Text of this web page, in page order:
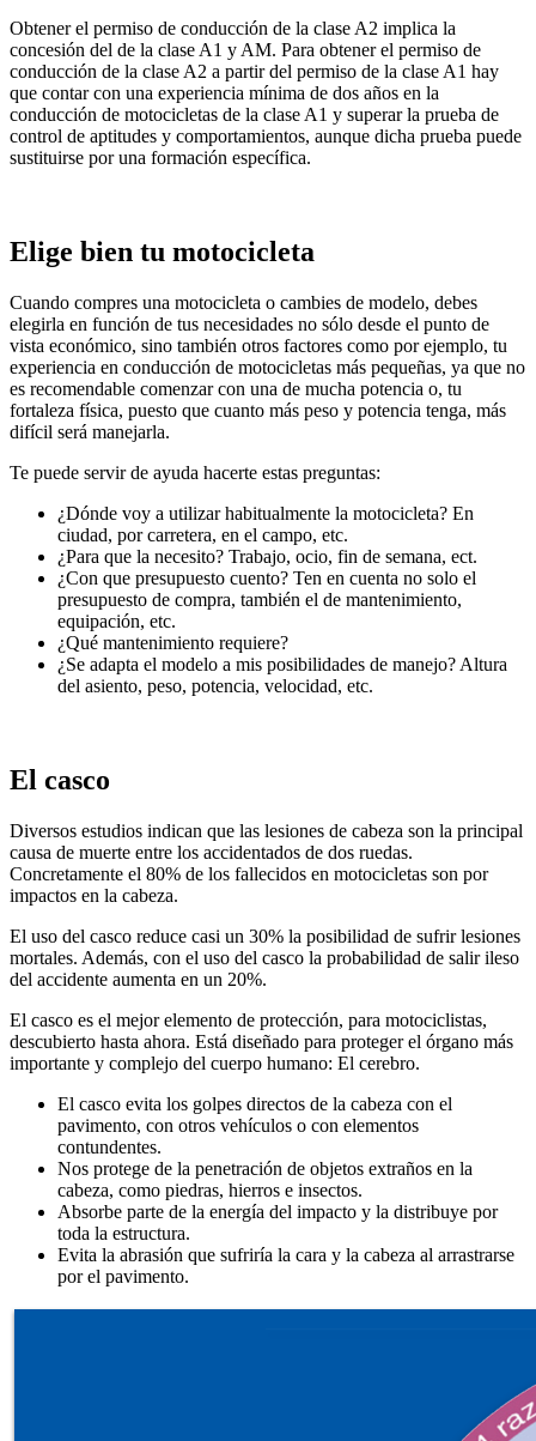
Obtener el permiso de conducción de la clase A2 implica la
concesión del de la clase A1 y AM. Para obtener el permiso de
conducción de la clase A2 a partir del permiso de la clase A1 hay
que contar con una experiencia mínima de dos años en la
conducción de motocicletas de la clase A1 y superar la prueba de
control de aptitudes y comportamientos, aunque dicha prueba puede
sustituirse por una formación específica.
Elige bien tu motocicleta
Cuando compres una motocicleta o cambies de modelo, debes
elegirla en función de tus necesidades no sólo desde el punto de
vista económico, sino también otros factores como por ejemplo, tu
experiencia en conducción de motocicletas más pequeñas, ya que no
es recomendable comenzar con una de mucha potencia o, tu
fortaleza física, puesto que cuanto más peso y potencia tenga, más
difícil será manejarla.
Te puede servir de ayuda hacerte estas preguntas:
¿Dónde voy a utilizar habitualmente la motocicleta? En
ciudad, por carretera, en el campo, etc.
¿Para que la necesito? Trabajo, ocio, fin de semana, ect.
¿Con que presupuesto cuento? Ten en cuenta no solo el
presupuesto de compra, también el de mantenimiento,
equipación, etc.
¿Qué mantenimiento requiere?
¿Se adapta el modelo a mis posibilidades de manejo? Altura
del asiento, peso, potencia, velocidad, etc.
El casco
Diversos estudios indican que las lesiones de cabeza son la principal
causa de muerte entre los accidentados de dos ruedas.
Concretamente el 80% de los fallecidos en motocicletas son por
impactos en la cabeza.
El uso del casco reduce casi un 30% la posibilidad de sufrir lesiones
mortales. Además, con el uso del casco la probabilidad de salir ileso
del accidente aumenta en un 20%.
El casco es el mejor elemento de protección, para motociclistas,
descubierto hasta ahora. Está diseñado para proteger el órgano más
importante y complejo del cuerpo humano: El cerebro.
El casco evita los golpes directos de la cabeza con el
pavimento, con otros vehículos o con elementos
contundentes.
Nos protege de la penetración de objetos extraños en la
cabeza, como piedras, hierros e insectos.
Absorbe parte de la energía del impacto y la distribuye por
toda la estructura.
Evita la abrasión que sufriría la cara y la cabeza al arrastrarse
por el pavimento.